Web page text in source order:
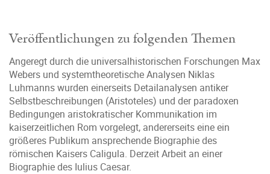
Veröffentlichungen zu folgenden Themen
Angeregt durch die universalhistorischen Forschungen Max
Webers und systemtheoretische Analysen Niklas
Luhmanns wurden einerseits Detailanalysen antiker
Selbstbeschreibungen (Aristoteles) und der paradoxen
Bedingungen aristokratischer Kommunikation im
kaiserzeitlichen Rom vorgelegt, andererseits eine ein
größeres Publikum ansprechende Biographie des
römischen Kaisers Caligula. Derzeit Arbeit an einer
Biographie des Iulius Caesar.